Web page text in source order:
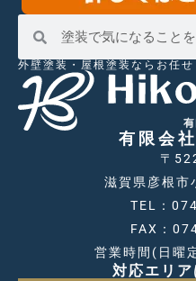
外壁塗装・屋根塗装ならお任せ
有限会
〒
滋賀県彦根市
TEL：
FAX：
営業時間(日曜
対応エリ